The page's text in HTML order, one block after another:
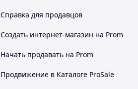
Справка для продавцов
Создать интернет-магазин на Prom
Начать продавать на Prom
Продвижение в Каталоге ProSale